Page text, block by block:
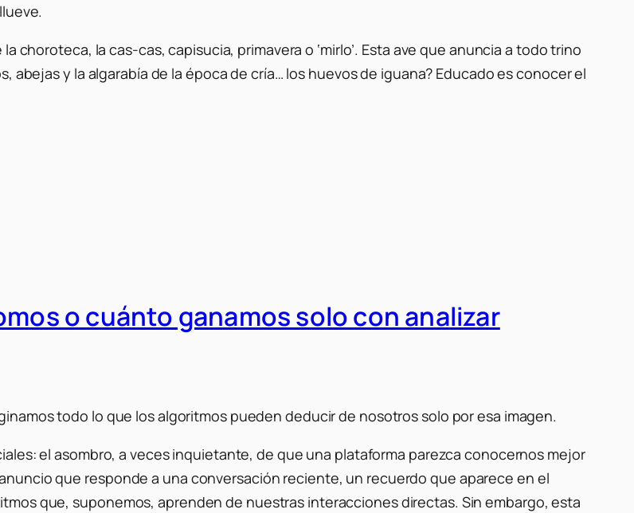
choroteca, la cas-cas, capisucia, primavera o ‘mirlo’. Esta ave que anuncia a todo trino
abejas y la algarabía de la época de cría… los huevos de iguana? Educado es conocer el
o cuánto ganamos solo con analizar
todo lo que los algoritmos pueden deducir de nosotros solo por esa imagen.
el asombro, a veces inquietante, de que una plataforma parezca conocernos mejor
que responde a una conversación reciente, un recuerdo que aparece en el
que, suponemos, aprenden de nuestras interacciones directas. Sin embargo, esta